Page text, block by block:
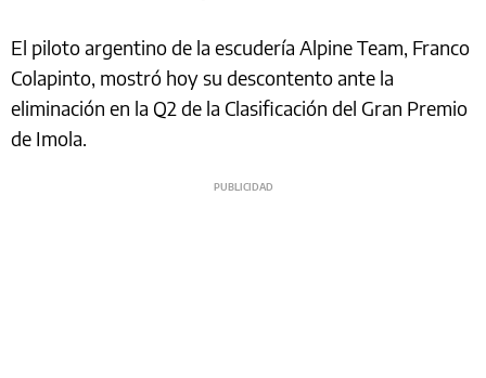
El piloto argentino de la escudería Alpine Team, Franco
Colapinto, mostró hoy su descontento ante la
eliminación en la Q2 de la Clasificación del Gran Premio
de Imola.